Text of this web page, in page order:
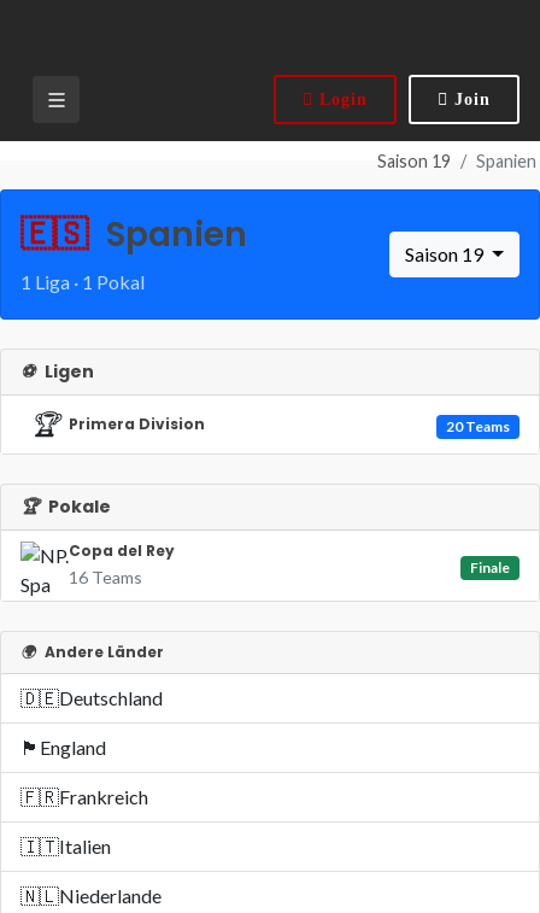
Login Join
Saison 19 Spanien
🇪🇸 Spanien
1 Liga · 1 Pokal
Saison 19
⚽ Ligen
🏆 Primera Division 20 Teams
🏆 Pokale
Copa del Rey
16 Teams
Finale
🌍 Andere Länder
🇩🇪Deutschland
🏴󠁧󠁢󠁥󠁮󠁧󠁿 England
🇫🇷Frankreich
🇮🇹Italien
🇳🇱Niederlande